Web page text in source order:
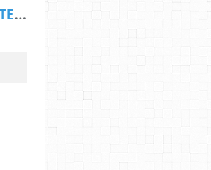
HOMMAGE à LUCETTE HADJ ALI